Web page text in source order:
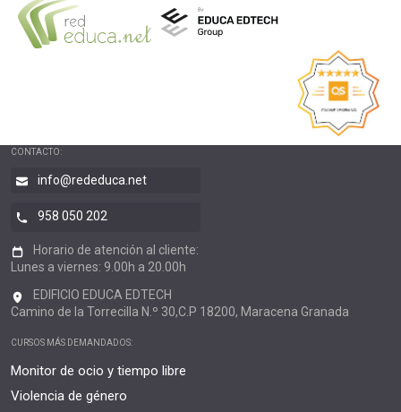
CONTACTO:
info@rededuca.net
958 050 202
Horario de atención al cliente:
Lunes a viernes: 9.00h a 20.00h
EDIFICIO EDUCA EDTECH
Camino de la Torrecilla N.º 30,C.P 18200, Maracena Granada
CURSOS MÁS DEMANDADOS:
Monitor de ocio y tiempo libre
Violencia de género